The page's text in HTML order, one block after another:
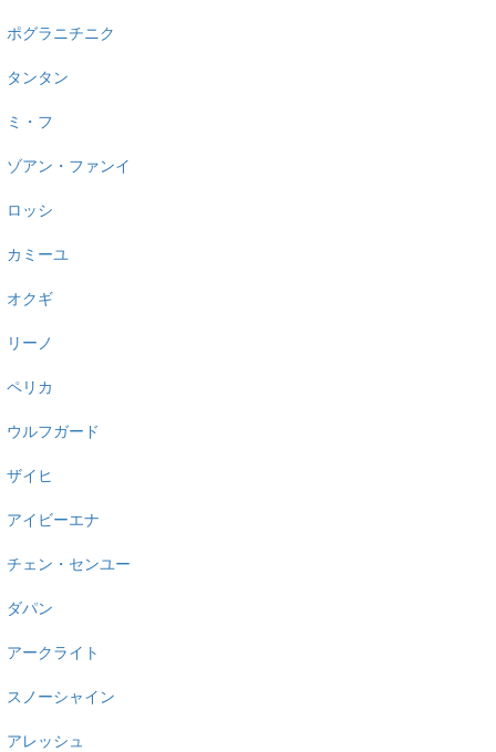
ポグラニチニク
タンタン
ミ・フ
ゾアン・ファンイ
ロッシ
カミーユ
オクギ
リーノ
ペリカ
ウルフガード
ザイヒ
アイビーエナ
チェン・センユー
ダパン
アークライト
スノーシャイン
アレッシュ